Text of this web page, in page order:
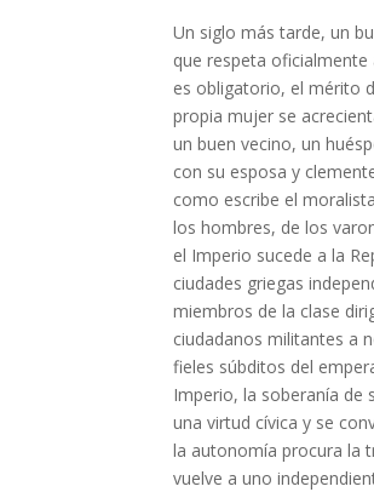
Un siglo más tarde, un
que respeta
es obligatorio, el mérito
propia mujer se
un buen vecino, un
con su esposa y
como escribe el
los hombres, de los
el Imperio sucede a la
ciudades griegas
miembros de la clase
ciudadanos militantes a
fieles súbditos del
Imperio, la soberanía de
una virtud cívica y se
la autonomía procura la
vuelve a uno